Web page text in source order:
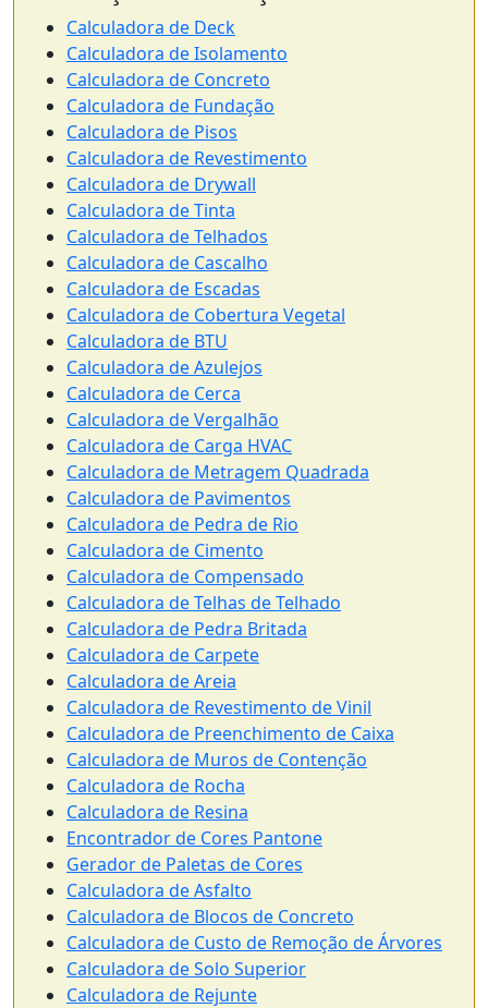
Calculadora de Deck
Calculadora de Isolamento
Calculadora de Concreto
Calculadora de Fundação
Calculadora de Pisos
Calculadora de Revestimento
Calculadora de Drywall
Calculadora de Tinta
Calculadora de Telhados
Calculadora de Cascalho
Calculadora de Escadas
Calculadora de Cobertura Vegetal
Calculadora de BTU
Calculadora de Azulejos
Calculadora de Cerca
Calculadora de Vergalhão
Calculadora de Carga HVAC
Calculadora de Metragem Quadrada
Calculadora de Pavimentos
Calculadora de Pedra de Rio
Calculadora de Cimento
Calculadora de Compensado
Calculadora de Telhas de Telhado
Calculadora de Pedra Britada
Calculadora de Carpete
Calculadora de Areia
Calculadora de Revestimento de Vinil
Calculadora de Preenchimento de Caixa
Calculadora de Muros de Contenção
Calculadora de Rocha
Calculadora de Resina
Encontrador de Cores Pantone
Gerador de Paletas de Cores
Calculadora de Asfalto
Calculadora de Blocos de Concreto
Calculadora de Custo de Remoção de Árvores
Calculadora de Solo Superior
Calculadora de Rejunte